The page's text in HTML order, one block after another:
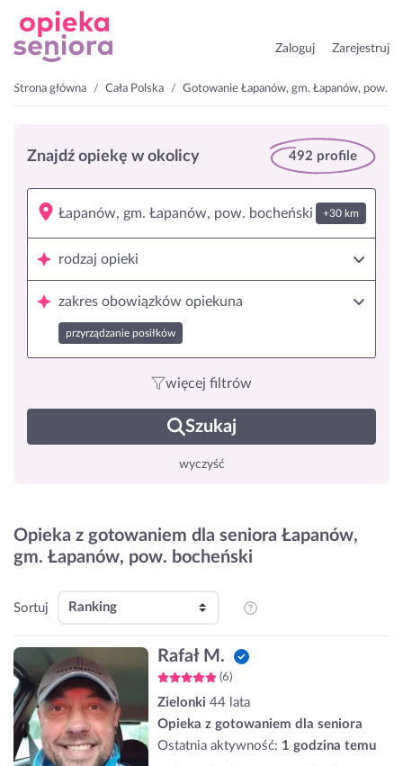
Zaloguj Zarejestruj
Strona główna Cała Polska Gotowanie Łapanów, gm. Łapanów, pow.
Znajdź opiekę w okolicy 492 profile
+30 km
rodzaj opieki
zakres obowiązków opiekuna
przyrządzanie posiłków
więcej filtrów
Szukaj
wyczyść
Opieka z gotowaniem dla seniora Łapanów,
gm. Łapanów, pow. bocheński
Sortuj
Rafał M.
(6)
Zielonki 44 lata
Opieka z gotowaniem dla seniora
Ostatnia aktywność: 1 godzina temu